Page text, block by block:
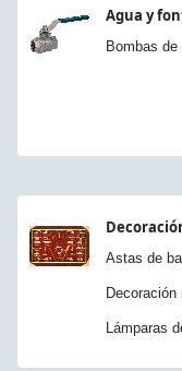
Agua y
Bombas
Astas de
Decoración
Lámparas